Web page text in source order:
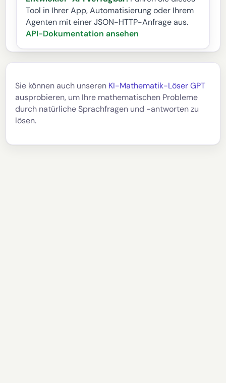
Tool in Ihrer App, Automatisierung oder Ihrem
Agenten mit einer JSON-HTTP-Anfrage aus.
API-Dokumentation ansehen
Sie können auch unseren KI-Mathematik-Löser GPT
ausprobieren, um Ihre mathematischen Probleme
durch natürliche Sprachfragen und -antworten zu
lösen.